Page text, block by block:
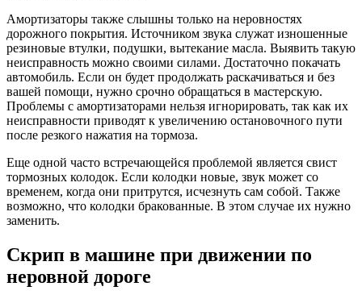
Амортизаторы также слышны только на неровностях
дорожного покрытия. Источником звука служат изношенные
резиновые втулки, подушки, вытекание масла. Выявить такую
неисправность можно своими силами. Достаточно покачать
автомобиль. Если он будет продолжать раскачиваться и без
вашей помощи, нужно срочно обращаться в мастерскую.
Проблемы с амортизаторами нельзя игнорировать, так как их
неисправности приводят к увеличению остановочного пути
после резкого нажатия на тормоза.
Еще одной часто встречающейся проблемой является свист
тормозных колодок. Если колодки новые, звук может со
временем, когда они притрутся, исчезнуть сам собой. Также
возможно, что колодки бракованные. В этом случае их нужно
заменить.
Скрип в машине при движении по
неровной дороге